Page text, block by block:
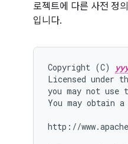
로젝트에 다른 사전 정
입니다.
Copyright (C)
Licensed under
you may not
You may obtain
http://